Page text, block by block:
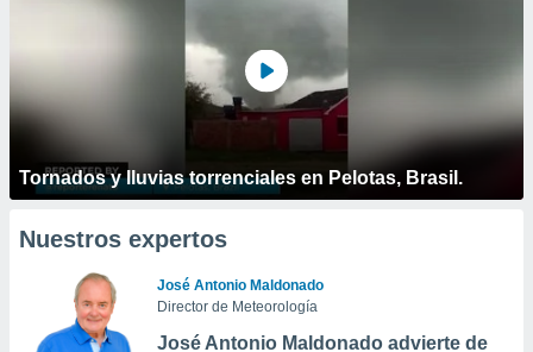
Tornados y lluvias torrenciales en Pelotas, Brasil.
Nuestros expertos
José Antonio Maldonado
Director de Meteorología
José Antonio Maldonado advierte de